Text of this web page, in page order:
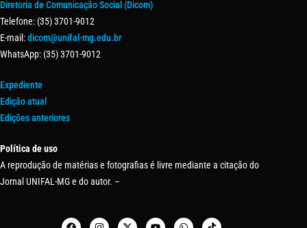
Diretoria de Comunicação Social (Dicom)
Telefone: (35) 3701-9012
E-mail:dicom@unifal-mg.edu.br
WhatsApp: (35) 3701-9012
Expediente
Edição atual
Edições anteriores
Política de uso
A reprodução de matérias e fotografias é livre mediante a citação do
Jornal UNIFAL-MG e do autor. –